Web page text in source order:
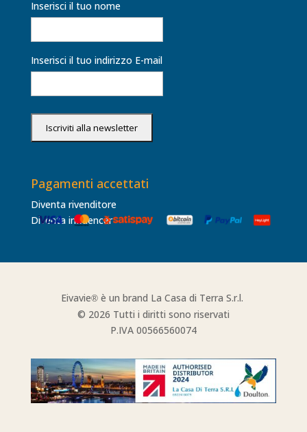
Inserisci il tuo nome
Inserisci il tuo indirizzo E-mail
Pagamenti accettati
Diventa rivenditore
Diventa influencer
Eivavie®è un brand La Casa di Terra S.r.l.
© 2026 Tutti i diritti sono riservati
P.IVA 00566560074